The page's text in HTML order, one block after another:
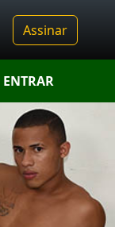
Assinar
ENTRAR